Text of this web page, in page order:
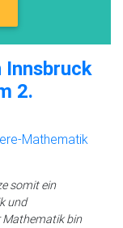
2.
Mathematik
somit ein
und
Mathematik bin